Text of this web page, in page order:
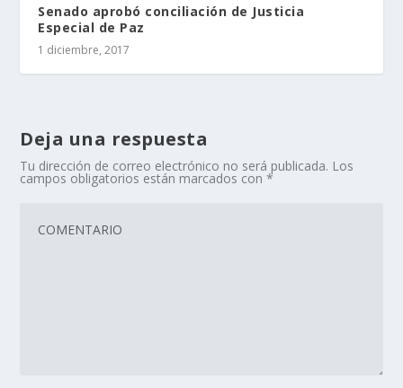
Senado aprobó conciliación de Justicia
Especial de Paz
1 diciembre, 2017
Deja una respuesta
Tu dirección de correo electrónico no será publicada. Los
campos obligatorios están marcados con*